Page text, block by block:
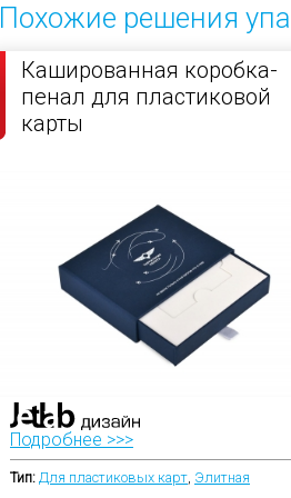
Похожие решения
Кашированная коробка-
пенал для пластиковой
карты
Подробнее >>>
Тип: Для пластиковых карт, Элитная